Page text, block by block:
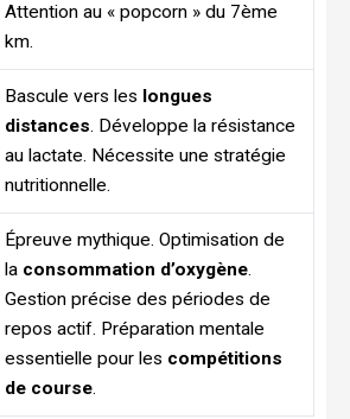
Attention au « popcorn » du 7ème
km.
Bascule vers les longues
distances. Développe la résistance
au lactate. Nécessite une stratégie
nutritionnelle.
Épreuve mythique. Optimisation de
la consommation d’oxygène.
Gestion précise des périodes de
repos actif. Préparation mentale
essentielle pour les compétitions
de course.